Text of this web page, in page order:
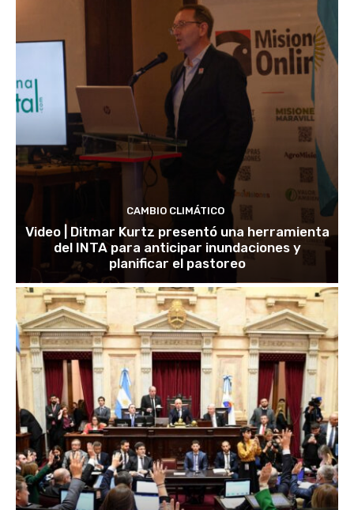
CAMBIO CLIMÁTICO
Video | Ditmar Kurtz presentó una herramienta
del INTA para anticipar inundaciones y
planificar el pastoreo